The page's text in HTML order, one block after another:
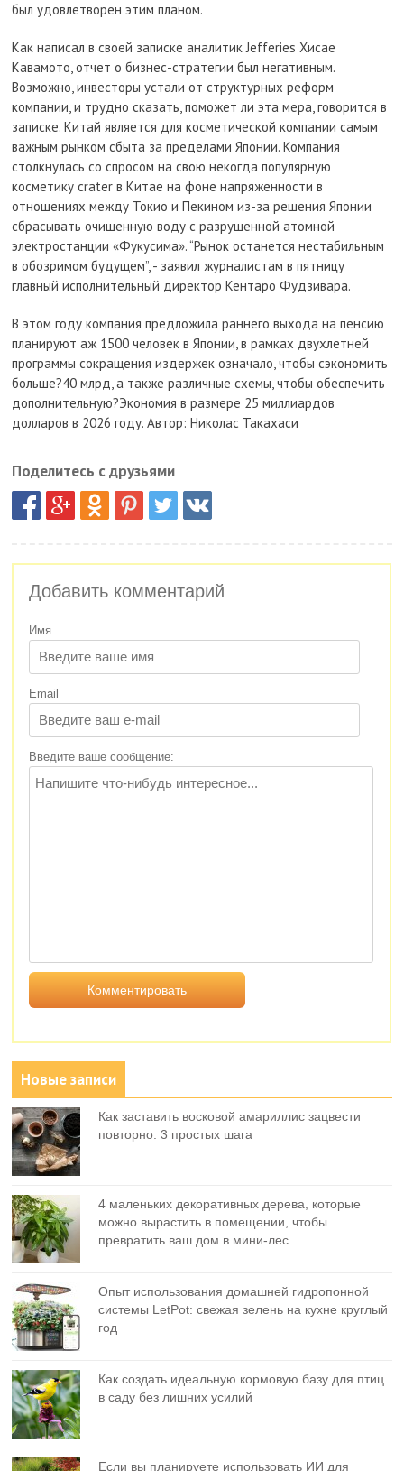
был удовлетворен этим планом.
Как написал в своей записке аналитик Jefferies Хисае
Кавамото, отчет о бизнес-стратегии был негативным.
Возможно, инвесторы устали от структурных реформ
компании, и трудно сказать, поможет ли эта мера, говорится в
записке. Китай является для косметической компании самым
важным рынком сбыта за пределами Японии. Компания
столкнулась со спросом на свою некогда популярную
косметику crater в Китае на фоне напряженности в
отношениях между Токио и Пекином из-за решения Японии
сбрасывать очищенную воду с разрушенной атомной
электростанции «Фукусима». “Рынок останется нестабильным
в обозримом будущем”, - заявил журналистам в пятницу
главный исполнительный директор Кентаро Фудзивара.
В этом году компания предложила раннего выхода на пенсию
планируют аж 1500 человек в Японии, в рамках двухлетней
программы сокращения издержек означало, чтобы сэкономить
больше?40 млрд, а также различные схемы, чтобы обеспечить
дополнительную?Экономия в размере 25 миллиардов
долларов в 2026 году. Автор: Николас Такахаси
Поделитесь с друзьями
Добавить комментарий
Имя
Email
Введите ваше сообщение:
Новые записи
Как заставить восковой амариллис зацвести
повторно: 3 простых шага
4 маленьких декоративных дерева, которые
можно вырастить в помещении, чтобы
превратить ваш дом в мини-лес
Опыт использования домашней гидропонной
системы LetPot: свежая зелень на кухне круглый
год
Как создать идеальную кормовую базу для птиц
в саду без лишних усилий
Если вы планируете использовать ИИ для